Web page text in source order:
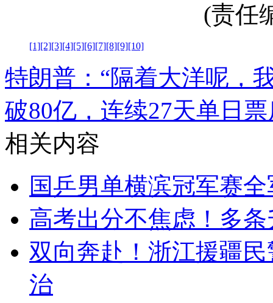
(责任
[1][2][3][4][5][6][7][8][9][10]
特朗普：“隔着大洋呢，
破80亿，连续27天单日
相关内容
国乒男单横滨冠军赛
高考出分不焦虑！多
双向奔赴！浙江援疆
治